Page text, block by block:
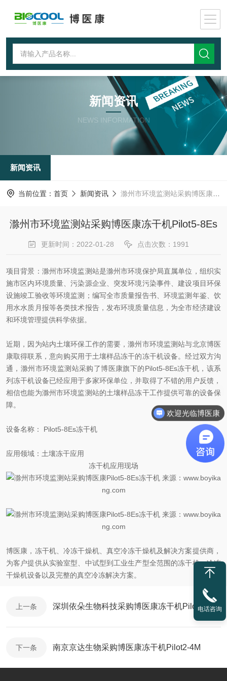
新闻资讯
NEWS INFORMATION
新闻资讯
当前位置： 首页 新闻资讯 滁州市环境监测站采购博医康冻干机Pilot5-8Es
滁州市环境监测站采购博医康冻干机Pilot5-8Es
更新时间：2022-01-28 点击次数：1991
项目背景：滁州市环境监测站是滁州市环境保护局直属单位，组织实
施市区内环境质量、污染源企业、突发环境污染事件、建设项目环保
设施竣工验收等环境监测；编写全市质量报告书、环境监测年鉴、饮
用水水质月报等各类技术报告，发布环境质量信息，为全市经济建设
和环境管理提供科学依据。
近期，因为站内土壤环保工作的需要，滁州市环境监测站与北京博医
康取得联系，意向购买用于土壤样品冻干的冻干机设备。经过双方沟
通，滁州市环境监测站采购了博医康旗下的Pilot5-8Es冻干机，该系
列冻干机设备已经应用于多家环保单位，并取得了不错的用户反馈，
相信也能为滁州市环境监测站的土壤样品冻干工作提供可靠的设备保
障。
设备名称： Pilot5-8Es冻干机
应用领域：土壤冻干应用
冻干机应用现场
博医康，冻干机、冷冻干燥机、真空冷冻干燥机及解决方案提供商，
为客户提供从实验室型、中试型到工业生产型全范围的冻干机、冷冻
干燥机设备以及完整的真空冷冻解决方案。
上一条 深圳依朵生物科技采购博医康冻干机Pilot3-6M
下一条 南京京达生物采购博医康冻干机Pilot2-4M
电话咨询
欢迎光临博医康